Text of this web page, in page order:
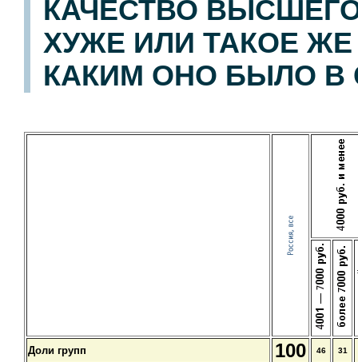
КАЧЕСТВО
ХУЖЕ ИЛИ ТАКОЕ
КАКИМ ОНО БЫЛО В
Доли групп 100 46 31